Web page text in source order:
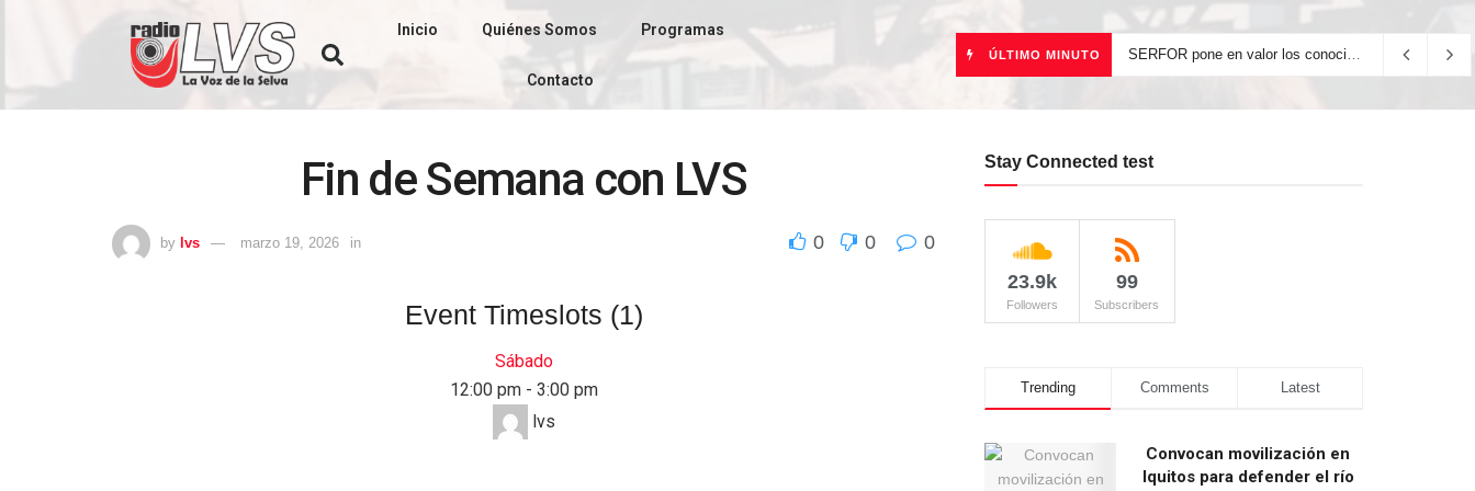
Inicio Quiénes Somos Programas
Contacto
ÚLTIMO MINUTO SERFOR pone en valor los conocimientos ancestrales del pueblo kakataibo para conservar los bosques del país
Fin de Semana con LVS
by lvs marzo 19, 2026 in 0 0 0
Event Timeslots (1)
Sábado
12:00 pm- 3:00 pm
lvs
Stay Connected test
23.9k
Followers
99
Subscribers
Trending Comments Latest
Convocan movilización en
Iquitos para defender el río